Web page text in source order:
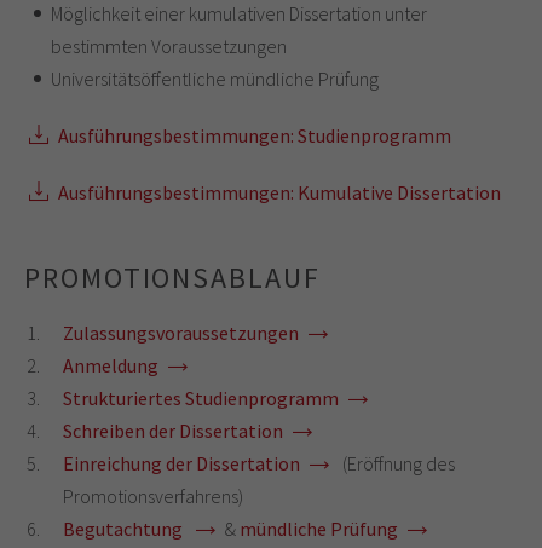
Möglichkeit einer kumulativen Dissertation unter
bestimmten Voraussetzungen
Universitätsöffentliche mündliche Prüfung
Ausführungsbestimmungen: Studienprogramm
Ausführungsbestimmungen: Kumulative Dissertation
PROMOTIONSABLAUF
Zulassungsvoraussetzungen
Anmeldung
Strukturiertes Studienprogramm
Schreiben der Dissertation
Einreichung der Dissertation
(Eröffnung des
Promotionsverfahrens)
Begutachtung
& mündliche Prüfung